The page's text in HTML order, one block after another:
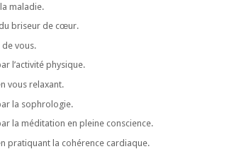
maladie.
briseur de cœur.
vous.
l’activité physique.
vous relaxant.
la sophrologie.
la méditation en pleine conscience.
pratiquant la cohérence cardiaque.